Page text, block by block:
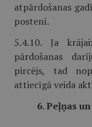
atpārdošanas
postenī.
5.4.10. Ja
pārdošanas
pircējs, tad
attiecīgā veida
6. Peļņas